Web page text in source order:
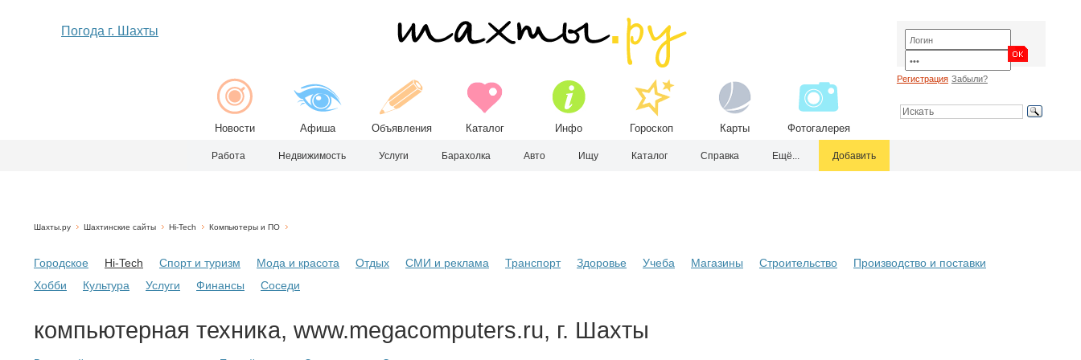
Погода г. Шахты
Новости Афиша Объявления Каталог Инфо Гороскоп Карты Фотогалерея
Регистрация Забыли?
Работа Недвижимость Услуги Барахолка Авто Ищу Каталог Справка Ещё... Добавить
Шахты.ру Шахтинские сайты Hi-Tech Компьютеры и ПО
Городское Hi-Tech Спорт и туризм Мода и красота Отдых СМИ и реклама Транспорт Здоровье Учеба Магазины Строительство
Производство и поставки
Хобби
Культура Услуги Финансы Соседи
компьютерная техника, www.megacomputers.ru, г. Шахты